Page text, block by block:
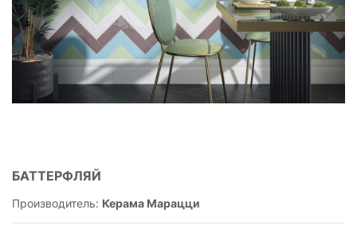
БАТТЕРФЛЯЙ
Производитель: Керама Марацци